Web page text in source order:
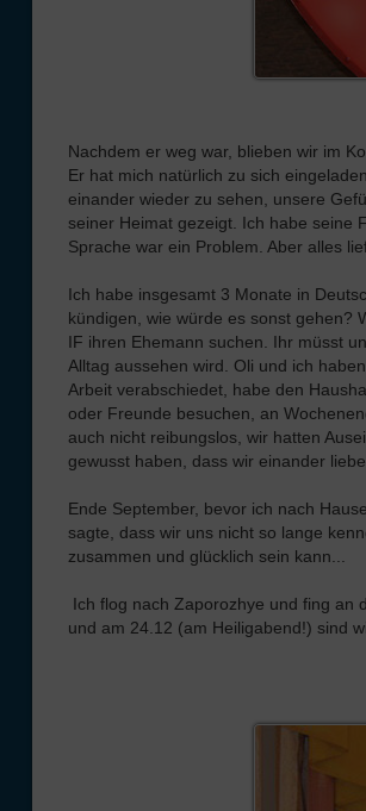
Nachdem er weg war, blieben wir im
Er hat mich natürlich zu sich
einander wieder zu sehen, unsere
seiner Heimat gezeigt. Ich habe seine
Sprache war ein Problem. Aber alles
Ich habe insgesamt 3 Monate in
kündigen, wie würde es sonst gehen?
IF ihren Ehemann suchen. Ihr müsst
Alltag aussehen wird. Oli und ich
Arbeit verabschiedet, habe den
oder Freunde besuchen, an
auch nicht reibungslos, wir hatten
gewusst haben, dass wir einander
Ende September, bevor ich nach
sagte, dass wir uns nicht so lange
zusammen und glücklich sein kann...
Ich flog nach Zaporozhye und fing an
und am 24.12 (am Heiligabend!) sind